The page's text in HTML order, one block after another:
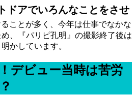
ドアでいろんなことをさせ
ことが多く、今年は仕事でなかな
、『パリピ孔明』の撮影終了後は
かしています。
デビュー当時は苦労